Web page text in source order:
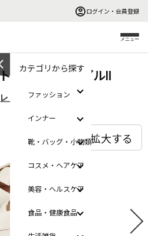
ログイン・会員登録
メニュー
カテゴリから探す
ファッション
インナー
靴・バッグ・小物類
コスメ・ヘアケア
美容・ヘルスケア
食品・健康食品
メッシュサンダルⅡ
レビューを見る
拡大する